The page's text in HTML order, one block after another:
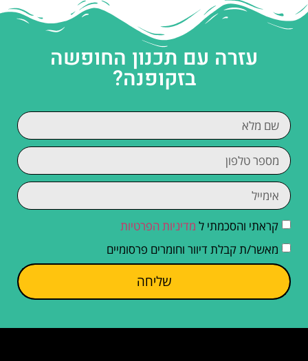
עזרה עם תכנון החופשה
בזקופנה?
קראתי והסכמתי ל
מאשר/ת קבלת דיוור וחומרים פרסומיים
שליחה